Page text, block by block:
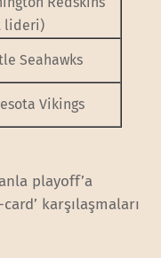
lideri)
Seahawks
Vikings
playoff’a
karşılaşmaları